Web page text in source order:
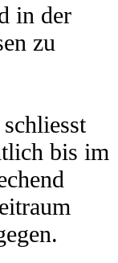
in der
zu
bis im